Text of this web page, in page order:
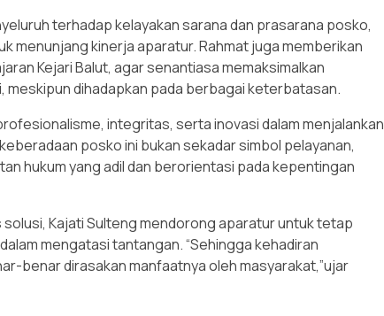
terhadap kelayakan sarana dan prasarana posko,
menunjang kinerja aparatur. Rahmat juga memberikan
Kejari Balut, agar senantiasa memaksimalkan
meskipun dihadapkan pada berbagai keterbatasan.
integritas, serta inovasi dalam menjalankan
posko ini bukan sekadar simbol pelayanan,
hukum yang adil dan berorientasi pada kepentingan
Kajati Sulteng mendorong aparatur untuk tetap
mengatasi tantangan. “Sehingga kehadiran
benar dirasakan manfaatnya oleh masyarakat,”ujar